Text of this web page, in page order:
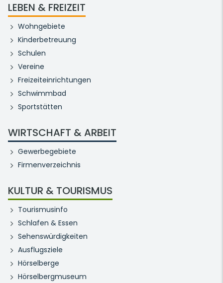
LEBEN & FREIZEIT
Wohngebiete
Kinderbetreuung
Schulen
Vereine
Freizeiteinrichtungen
Schwimmbad
Sportstätten
WIRTSCHAFT & ARBEIT
Gewerbegebiete
Firmenverzeichnis
KULTUR & TOURISMUS
Tourismusinfo
Schlafen & Essen
Sehenswürdigkeiten
Ausflugsziele
Hörselberge
Hörselbergmuseum